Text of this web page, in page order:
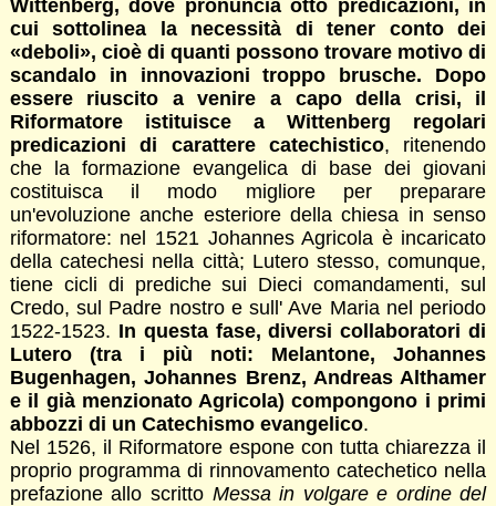
Wittenberg, dove pronuncia otto predicazioni, in
cui sottolinea la necessità di tener conto dei
«deboli», cioè di quanti possono trovare motivo di
scandalo in innovazioni troppo brusche. Dopo
essere riuscito a venire a capo della crisi, il
Riformatore istituisce a Wittenberg regolari
predicazioni di carattere catechistico, ritenendo
che la formazione evangelica di base dei giovani
costituisca il modo migliore per preparare
un'evoluzione anche esteriore della chiesa in senso
riformatore: nel 1521 Johannes Agricola è incaricato
della catechesi nella città; Lutero stesso, comunque,
tiene cicli di prediche sui Dieci comandamenti, sul
Credo, sul Padre nostro e sull' Ave Maria nel periodo
1522-1523. In questa fase, diversi collaboratori di
Lutero (tra i più noti: Melantone, Johannes
Bugenhagen, Johannes Brenz, Andreas Althamer
e il già menzionato Agricola) compongono i primi
abbozzi di un Catechismo evangelico.
Nel 1526, il Riformatore espone con tutta chiarezza il
proprio programma di rinnovamento catechetico nella
prefazione allo scritto Messa in volgare e ordine del